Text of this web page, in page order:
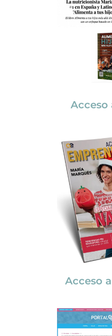
Acceso
Acceso